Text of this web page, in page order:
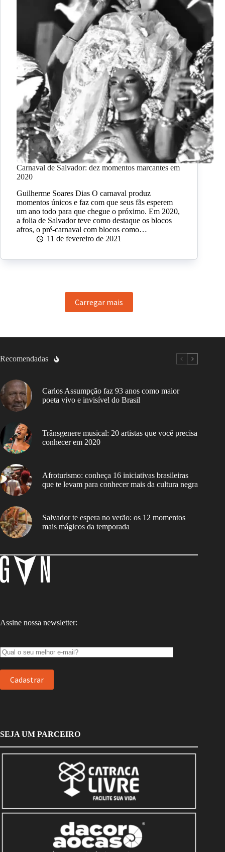
Carnaval de Salvador: dez momentos marcantes em
2020
Guilherme Soares Dias O carnaval produz
momentos únicos e faz com que seus fãs esperem
um ano todo para que chegue o próximo. Em 2020,
a folia de Salvador teve como destaque os blocos
afros, o pré-carnaval com blocos como…
11 de fevereiro de 2021
Carregar mais
Recomendadas
Carlos Assumpção faz 93 anos como maior
poeta vivo e invisível do Brasil
Trânsgenere musical: 20 artistas que você precisa
conhecer em 2020
Afroturismo: conheça 16 iniciativas brasileiras
que te levam para conhecer mais da cultura negra
Salvador te espera no verão: os 12 momentos
mais mágicos da temporada
Assine nossa newsletter:
SEJA UM PARCEIRO